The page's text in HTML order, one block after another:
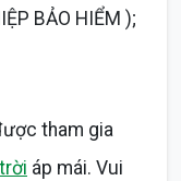
BẢO HIỂM );
tham gia
áp mái. Vui